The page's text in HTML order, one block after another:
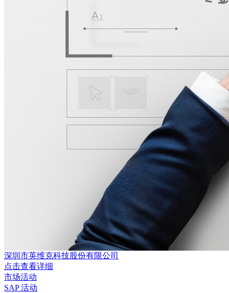
深圳市英维克科技股份有限公司
点击查看详细
市场活动
SAP 活动